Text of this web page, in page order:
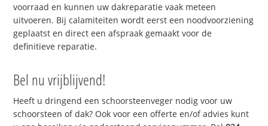
voorraad en kunnen uw dakreparatie vaak meteen
uitvoeren. Bij calamiteiten wordt eerst een noodvoorziening
geplaatst en direct een afspraak gemaakt voor de
definitieve reparatie.
Bel nu vrijblijvend!
Heeft u dringend een schoorsteenveger nodig voor uw
schoorsteen of dak? Ook voor een offerte en/of advies kunt